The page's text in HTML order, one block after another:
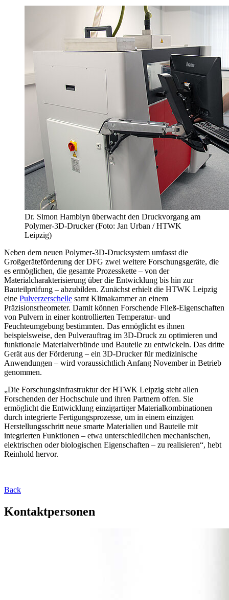
Dr. Simon Hamblyn überwacht den Druckvorgang am
Polymer-3D-Drucker (Foto: Jan Urban / HTWK
Leipzig)
Neben dem neuen Polymer-3D-Drucksystem umfasst die
Großgeräteförderung der DFG zwei weitere Forschungsgeräte, die
es ermöglichen, die gesamte Prozesskette – von der
Materialcharakterisierung über die Entwicklung bis hin zur
Bauteilprüfung – abzubilden. Zunächst erhielt die HTWK Leipzig
eine Pulverzerschelle samt Klimakammer an einem
Präzisionsrheometer. Damit können Forschende Fließ-Eigenschaften
von Pulvern in einer kontrollierten Temperatur- und
Feuchteumgebung bestimmten. Das ermöglicht es ihnen
beispielsweise, den Pulverauftrag im 3D-Druck zu optimieren und
funktionale Materialverbünde und Bauteile zu entwickeln. Das dritte
Gerät aus der Förderung – ein 3D-Drucker für medizinische
Anwendungen – wird voraussichtlich Anfang November in Betrieb
genommen.
„Die Forschungsinfrastruktur der HTWK Leipzig steht allen
Forschenden der Hochschule und ihren Partnern offen. Sie
ermöglicht die Entwicklung einzigartiger Materialkombinationen
durch integrierte Fertigungsprozesse, um in einem einzigen
Herstellungsschritt neue smarte Materialien und Bauteile mit
integrierten Funktionen – etwa unterschiedlichen mechanischen,
elektrischen oder biologischen Eigenschaften – zu realisieren“, hebt
Reinhold hervor.
Back
Kontaktpersonen